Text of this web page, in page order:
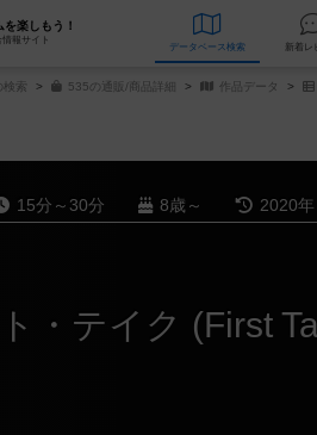
楽しもう！
報サイト
データベース 検索
索 535の通販/商品詳細 作品データ
15分～30分 8歳～ 2020年